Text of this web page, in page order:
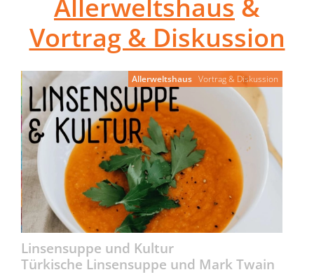
Allerweltshaus &
Vortrag & Diskussion
Allerweltshaus Vortrag & Diskussion
Linsensuppe und Kultur
Türkische Linsensuppe und Mark Twain